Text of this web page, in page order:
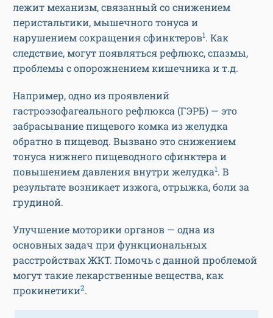
лежит механизм, связанный со снижением
перистальтики, мышечного тонуса и
нарушением сокращения сфинктеров1. Как
следствие, могут появляться рефлюкс, спазмы,
проблемы с опорожнением кишечника и т.д.
Например, одно из проявлений
гастроэзофагеального рефлюкса (ГЭРБ) — это
забрасывание пищевого комка из желудка
обратно в пищевод. Вызвано это снижением
тонуса нижнего пищеводного сфинктера и
повышением давления внутри желудка1. В
результате возникает изжога, отрыжка, боли за
грудиной.
Улучшение моторики органов — одна из
основных задач при функциональных
расстройствах ЖКТ. Помочь с данной проблемой
могут такие лекарственные вещества, как
прокинетики2.